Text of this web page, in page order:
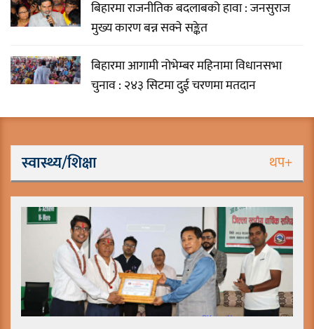
बिहारमा राजनीतिक बदलाबको हावा : जनसुराज
मुख्य कारण बन्न सक्ने सङ्केत
बिहारमा आगामी नोभेम्बर महिनामा विधानसभा
चुनाव : २४३ सिटमा दुई चरणमा मतदान
स्वास्थ्य/शिक्षा थप+